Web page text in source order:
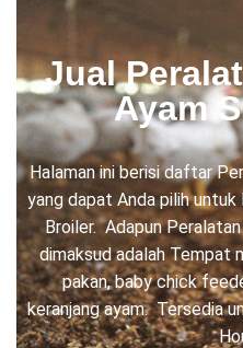
Jual
Ayam
Halaman ini berisi daftar
yang dapat Anda pilih
Broiler. Adapun
dimaksud adalah Tempat
pakan, baby chick
keranjang ayam. Tersedia